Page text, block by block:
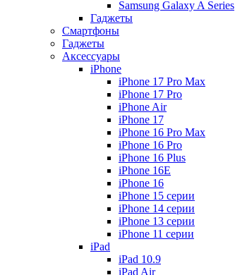
Samsung Galaxy A Series
Гаджеты
Смартфоны
Гаджеты
Аксессуары
iPhone
iPhone 17 Pro Max
iPhone 17 Pro
iPhone Air
iPhone 17
iPhone 16 Pro Max
iPhone 16 Pro
iPhone 16 Plus
iPhone 16E
iPhone 16
iPhone 15 серии
iPhone 14 серии
iPhone 13 серии
iPhone 11 серии
iPad
iPad 10.9
iPad Air